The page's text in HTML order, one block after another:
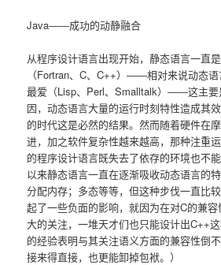
Java――成功的动静融合
从程序设计语言出现开始，静态语言一直
（Fortran、C、C++）――相对来说动态
最爱（Lisp、Perl、Smalltalk）――这主要
因，动态语言大量的运行时刻特性造成其
的时代这是必然的结果。然而随着硬件在
进，加之软件复杂性越来越高，那种注重
的程序设计语言既失去了依存的环境也不
以来静态语言一直在逐渐吸收动态语言的
分配内存；多态等等，但这种步伐一直比
起了一些负面的影响，就因为在对C的兼
大的关注，一堆天才们也只能设计出C++
的经验表明与其关注语义方面的兼容性倒
接来得直接，也更能卸掉包袱。）